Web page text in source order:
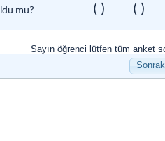
oldu mu? ( ) ( )
Sayın öğrenci lütfen tüm anket